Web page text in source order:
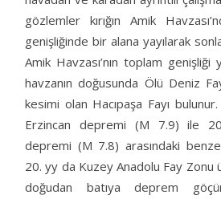
gözlemler kırığın Amik
genişliğinde bir alana yayılarak
Amik Havzası’nın toplam
havzanın doğusunda Ölü Deniz
kesimi olan Hacıpaşa Fayı
Erzincan depremi (M 7.9) ile
depremi (M 7.8) arasındaki
20. yy da Kuzey Anadolu Fay Zonu
doğudan batıya deprem